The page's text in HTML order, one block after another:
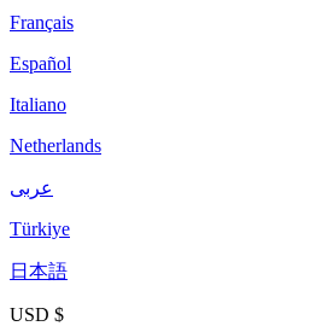
Français
Español
Italiano
Netherlands
عربى
Türkiye
日本語
USD $